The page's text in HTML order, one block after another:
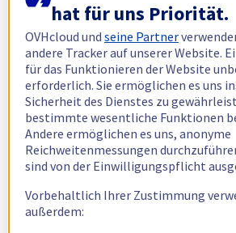
hat für uns Priorität.
OVHcloud undseine Partner
andere Tracker auf unserer Website.
für das Funktionieren der Website
erforderlich. Sie ermöglichen es uns
Sicherheit des Dienstes zu
bestimmte wesentliche Funktionen
Andere ermöglichen es uns, anonyme
Reichweitenmessungen
sind von der Einwilligungspflicht
Vorbehaltlich Ihrer Zustimmung
außerdem: